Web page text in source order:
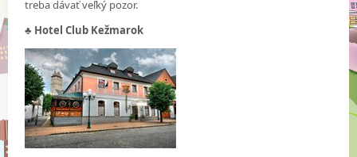
treba dávať veľký pozor.
♣ Hotel Club Kežmarok